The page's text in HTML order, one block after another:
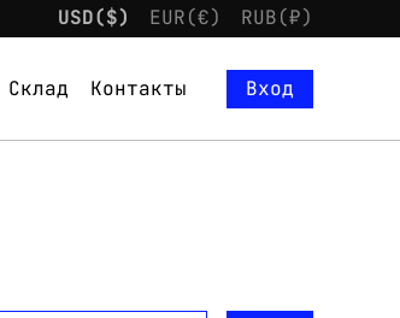
USD($) EUR(€) RUB(₽)
Склад Контакты
Вход